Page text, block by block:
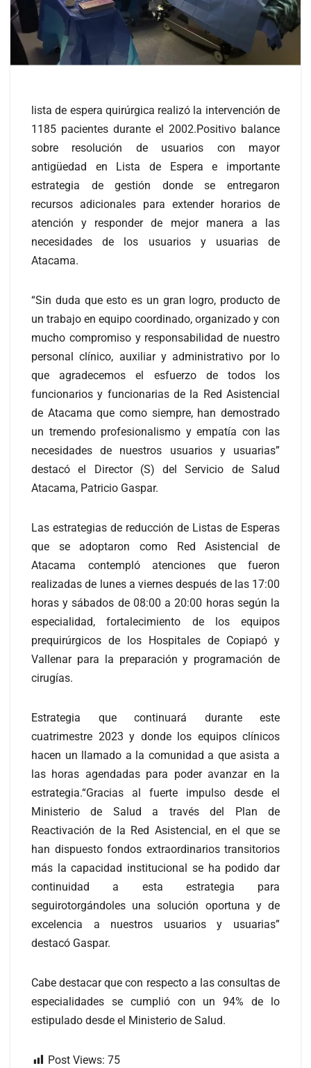
lista de espera quirúrgica realizó la intervención de
1185 pacientes durante el 2002.Positivo balance
sobre resolución de usuarios con mayor
antigüedad en Lista de Espera e importante
estrategia de gestión donde se entregaron
recursos adicionales para extender horarios de
atención y responder de mejor manera a las
necesidades de los usuarios y usuarias de
Atacama.
“Sin duda que esto es un gran logro, producto de
un trabajo en equipo coordinado, organizado y con
mucho compromiso y responsabilidad de nuestro
personal clínico, auxiliar y administrativo por lo
que agradecemos el esfuerzo de todos los
funcionarios y funcionarias de la Red Asistencial
de Atacama que como siempre, han demostrado
un tremendo profesionalismo y empatía con las
necesidades de nuestros usuarios y usuarias”
destacó el Director (S) del Servicio de Salud
Atacama, Patricio Gaspar.
Las estrategias de reducción de Listas de Esperas
que se adoptaron como Red Asistencial de
Atacama contempló atenciones que fueron
realizadas de lunes a viernes después de las 17:00
horas y sábados de 08:00 a 20:00 horas según la
especialidad, fortalecimiento de los equipos
prequirúrgicos de los Hospitales de Copiapó y
Vallenar para la preparación y programación de
cirugías.
Estrategia que continuará durante este
cuatrimestre 2023 y donde los equipos clínicos
hacen un llamado a la comunidad a que asista a
las horas agendadas para poder avanzar en la
estrategia.“Gracias al fuerte impulso desde el
Ministerio de Salud a través del Plan de
Reactivación de la Red Asistencial, en el que se
han dispuesto fondos extraordinarios transitorios
más la capacidad institucional se ha podido dar
continuidad a esta estrategia para
seguirotorgándoles una solución oportuna y de
excelencia a nuestros usuarios y usuarias”
destacó Gaspar.
Cabe destacar que con respecto a las consultas de
especialidades se cumplió con un 94% de lo
estipulado desde el Ministerio de Salud.
Post Views: 75